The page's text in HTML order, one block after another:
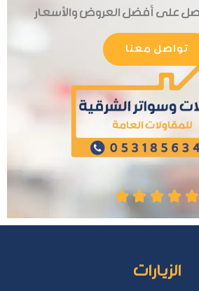
على أفضل العروض والأسعار
تواصل معنا
الزيارات